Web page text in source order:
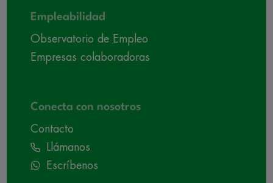
Empleabilidad
Observatorio de Empleo
Empresas colaboradoras
Conecta con nosotros
Contacto
Llámanos
Escríbenos